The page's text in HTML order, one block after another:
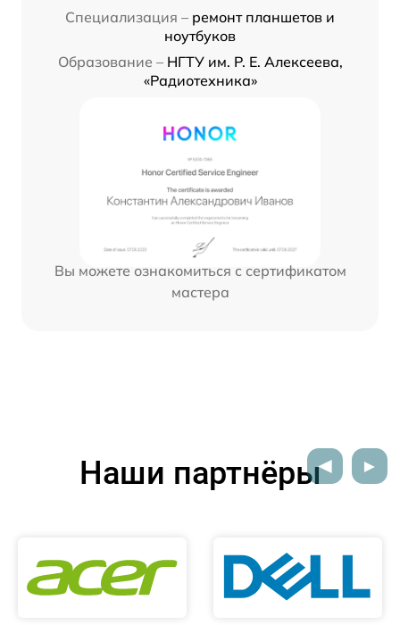
Специализация – ремонт планшетов и
ноутбуков
Образование – НГТУ им. Р. Е. Алексеева,
«Радиотехника»
Вы можете ознакомиться с сертификатом
мастера
Наши партнёры